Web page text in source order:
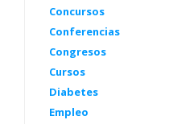
Concursos
Conferencias
Congresos
Cursos
Diabetes
Empleo